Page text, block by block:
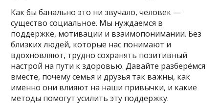
Как бы банально это ни звучало, человек —
существо социальное. Мы нуждаемся в
поддержке, мотивации и взаимопонимании. Без
близких людей, которые нас понимают и
вдохновляют, трудно сохранять позитивный
настрой на пути к здоровью. Давайте разберёмся
вместе, почему семья и друзья так важны, как
именно они влияют на наши привычки, и какие
методы помогут усилить эту поддержку.